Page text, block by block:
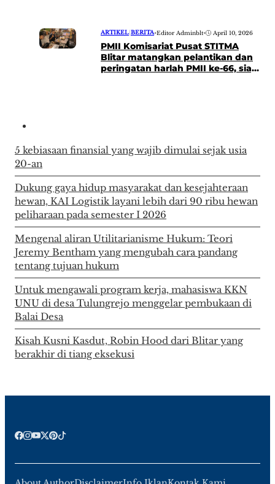
ARTIKEL|BERITA•Editor Adminblt• April 10, 2026
PMII Komisariat Pusat STITMA
Blitar matangkan pelantikan dan
peringatan harlah PMII ke-66, siap
5 kebiasaan finansial yang wajib dimulai sejak usia
20-an
Dukung gaya hidup masyarakat dan kesejahteraan
hewan, KAI Logistik layani lebih dari 90 ribu hewan
peliharaan pada semester I 2026
Mengenal aliran Utilitarianisme Hukum: Teori
Jeremy Bentham yang mengubah cara pandang
tentang tujuan hukum
Untuk mengawali program kerja, mahasiswa KKN
UNU di desa Tulungrejo menggelar pembukaan di
Balai Desa
Kisah Kusni Kasdut, Robin Hood dari Blitar yang
berakhir di tiang eksekusi